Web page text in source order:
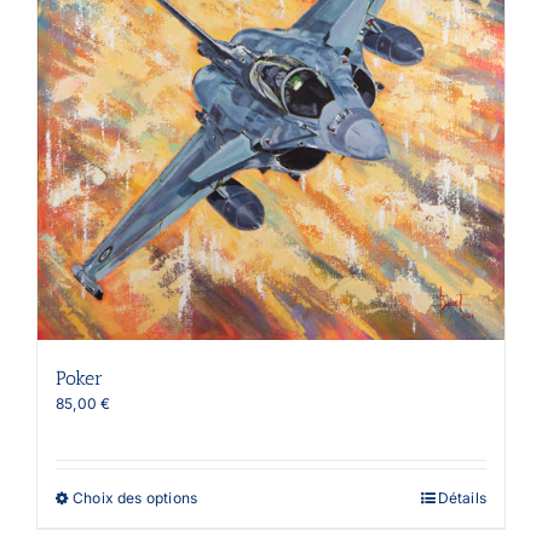
choisies
sur
la
page
du
produit
Poker
85,00€
Choix des optionsCe
Détails